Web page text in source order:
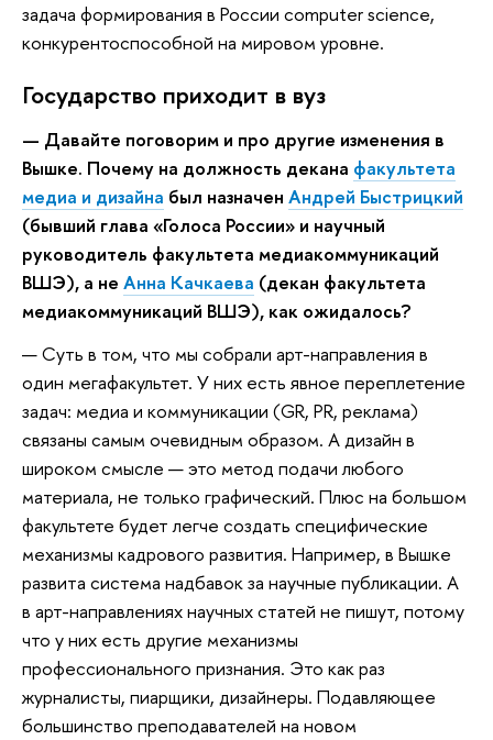
задача формирования в России computer science,
конкурентоспособной на мировом уровне.
Государство приходит в вуз
— Давайте поговорим и про другие изменения в
Вышке. Почему на должность декана факультета
медиа и дизайна был назначен Андрей Быстрицкий
(бывший глава «Голоса России» и научный
руководитель факультета медиакоммуникаций
ВШЭ), а не Анна Качкаева (декан факультета
медиакоммуникаций ВШЭ), как ожидалось?
— Суть в том, что мы собрали арт-направления в
один мегафакультет. У них есть явное переплетение
задач: медиа и коммуникации (GR, PR, реклама)
связаны самым очевидным образом. А дизайн в
широком смысле — это метод подачи любого
материала, не только графический. Плюс на большом
факультете будет легче создать специфические
механизмы кадрового развития. Например, в Вышке
развита система надбавок за научные публикации. А
в арт-направлениях научных статей не пишут, потому
что у них есть другие механизмы
профессионального признания. Это как раз
журналисты, пиарщики, дизайнеры. Подавляющее
большинство преподавателей на новом